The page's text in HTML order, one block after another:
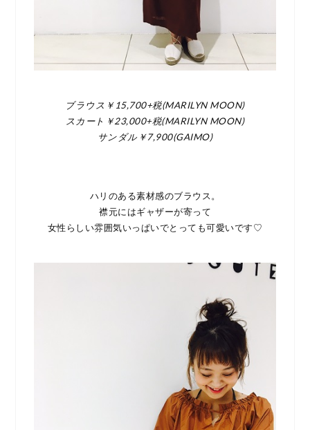
ブラウス￥15,700+税(MARILYN MOON)
スカート￥23,000+税(MARILYN MOON)
サンダル￥7,900(GAIMO)
ハリのある素材感のブラウス。
襟元にはギャザーが寄って
女性らしい雰囲気いっぱいでとっても可愛いです♡